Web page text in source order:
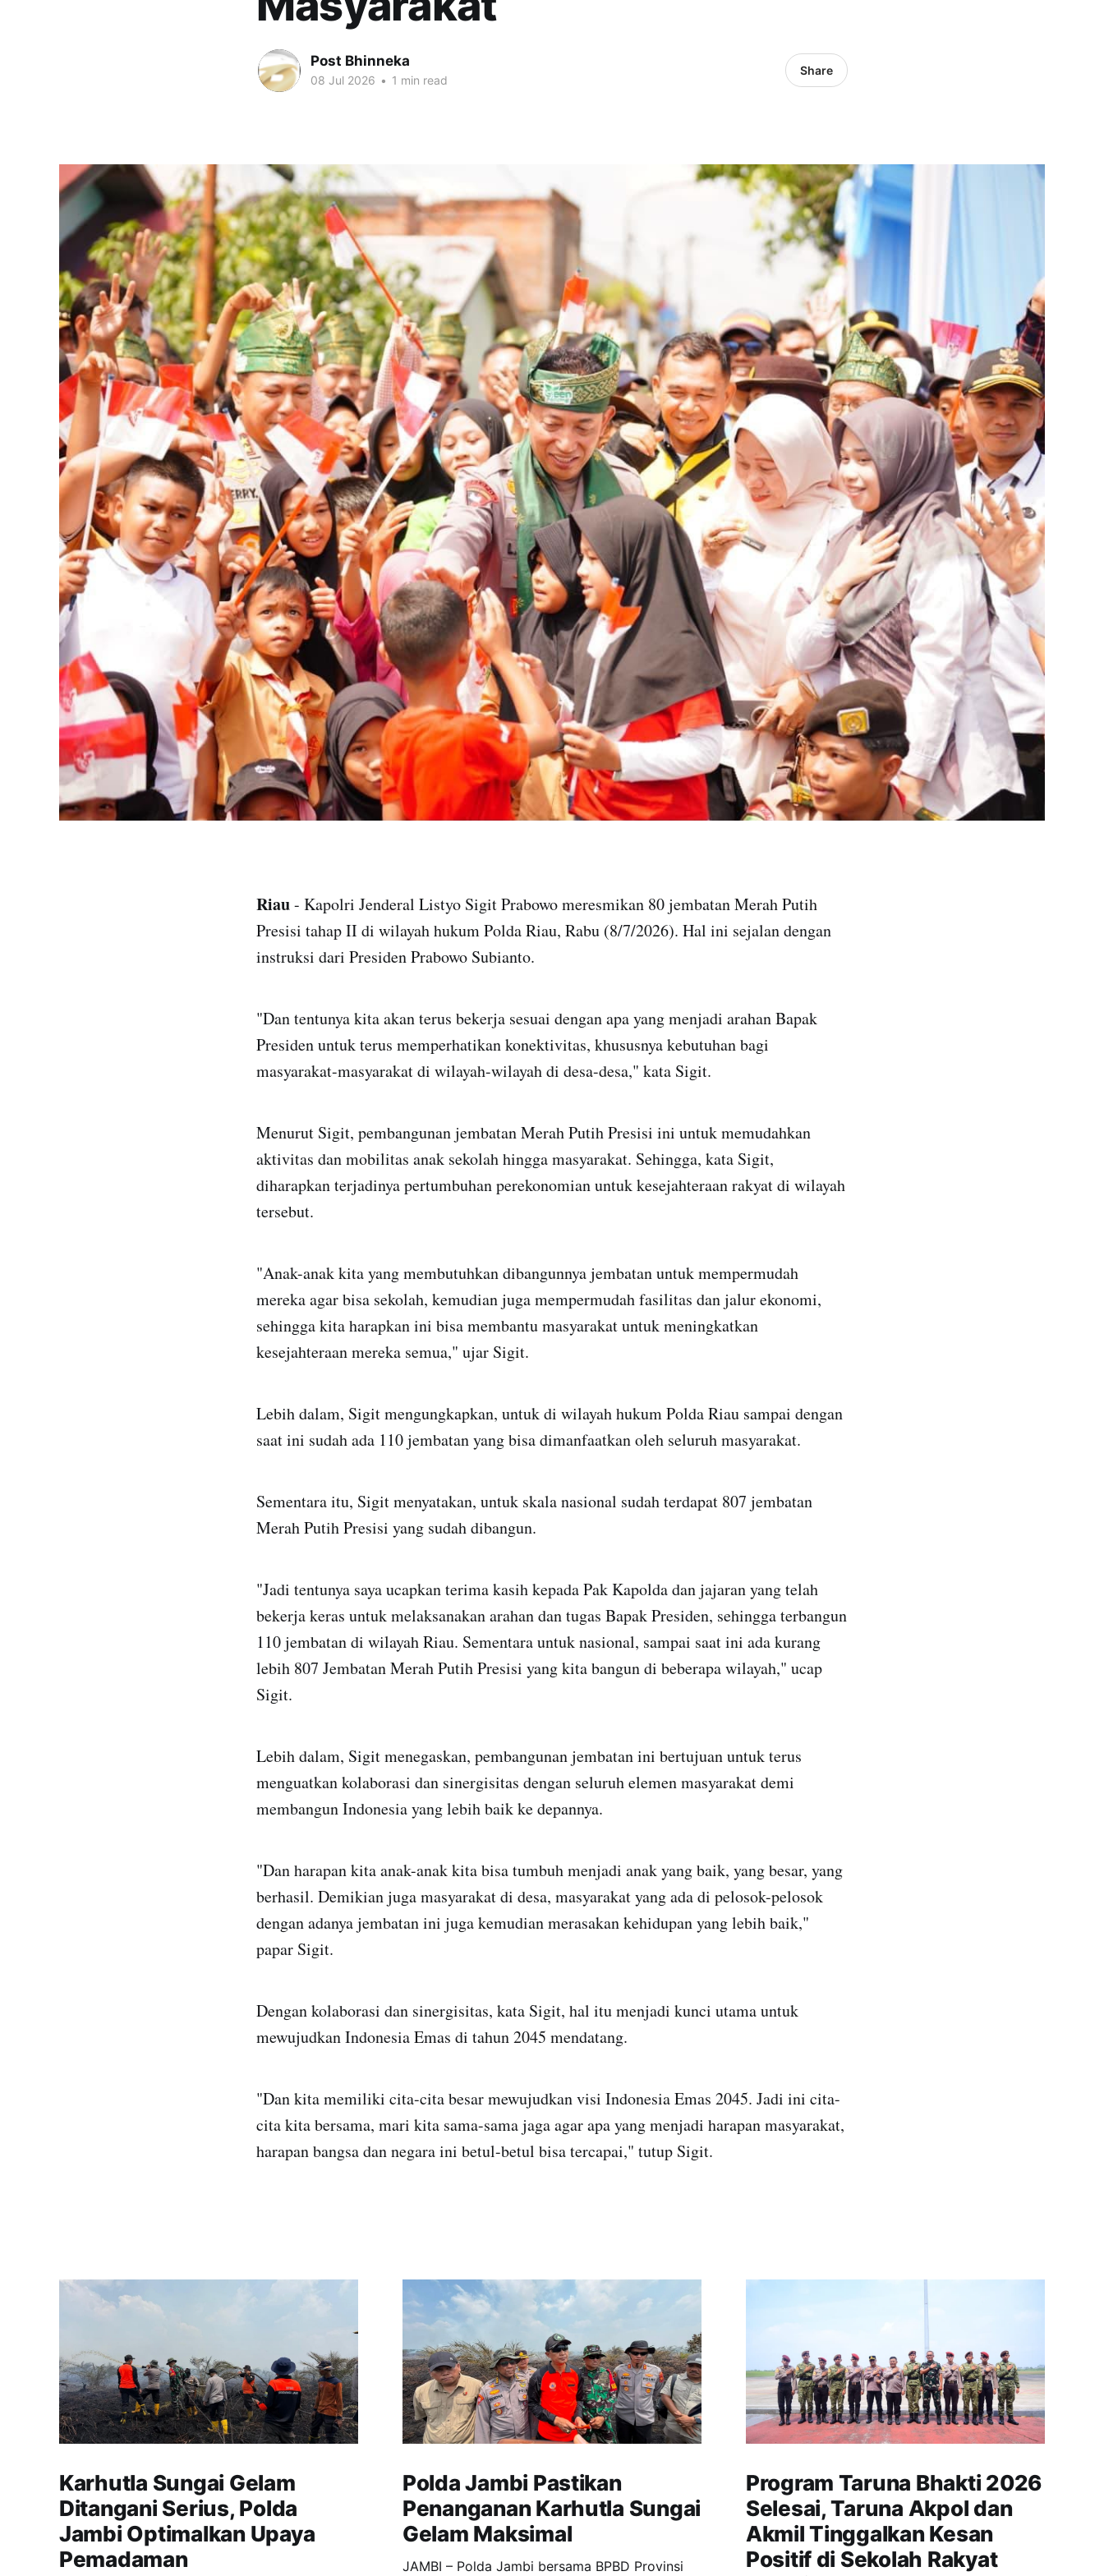
Post Bhinneka
08 Jul 2026 • 1 min read
Share
Riau- Kapolri Jenderal Listyo Sigit Prabowo meresmikan 80 jembatan Merah Putih
Presisi tahap II di wilayah hukum Polda Riau, Rabu (8/7/2026). Hal ini sejalan dengan
instruksi dari Presiden Prabowo Subianto.
"Dan tentunya kita akan terus bekerja sesuai dengan apa yang menjadi arahan Bapak
Presiden untuk terus memperhatikan konektivitas, khususnya kebutuhan bagi
masyarakat-masyarakat di wilayah-wilayah di desa-desa," kata Sigit.
Menurut Sigit, pembangunan jembatan Merah Putih Presisi ini untuk memudahkan
aktivitas dan mobilitas anak sekolah hingga masyarakat. Sehingga, kata Sigit,
diharapkan terjadinya pertumbuhan perekonomian untuk kesejahteraan rakyat di wilayah
tersebut.
"Anak-anak kita yang membutuhkan dibangunnya jembatan untuk mempermudah
mereka agar bisa sekolah, kemudian juga mempermudah fasilitas dan jalur ekonomi,
sehingga kita harapkan ini bisa membantu masyarakat untuk meningkatkan
kesejahteraan mereka semua," ujar Sigit.
Lebih dalam, Sigit mengungkapkan, untuk di wilayah hukum Polda Riau sampai dengan
saat ini sudah ada 110 jembatan yang bisa dimanfaatkan oleh seluruh masyarakat.
Sementara itu, Sigit menyatakan, untuk skala nasional sudah terdapat 807 jembatan
Merah Putih Presisi yang sudah dibangun.
"Jadi tentunya saya ucapkan terima kasih kepada Pak Kapolda dan jajaran yang telah
bekerja keras untuk melaksanakan arahan dan tugas Bapak Presiden, sehingga terbangun
110 jembatan di wilayah Riau. Sementara untuk nasional, sampai saat ini ada kurang
lebih 807 Jembatan Merah Putih Presisi yang kita bangun di beberapa wilayah," ucap
Sigit.
Lebih dalam, Sigit menegaskan, pembangunan jembatan ini bertujuan untuk terus
menguatkan kolaborasi dan sinergisitas dengan seluruh elemen masyarakat demi
membangun Indonesia yang lebih baik ke depannya.
"Dan harapan kita anak-anak kita bisa tumbuh menjadi anak yang baik, yang besar, yang
berhasil. Demikian juga masyarakat di desa, masyarakat yang ada di pelosok-pelosok
dengan adanya jembatan ini juga kemudian merasakan kehidupan yang lebih baik,"
papar Sigit.
Dengan kolaborasi dan sinergisitas, kata Sigit, hal itu menjadi kunci utama untuk
mewujudkan Indonesia Emas di tahun 2045 mendatang.
"Dan kita memiliki cita-cita besar mewujudkan visi Indonesia Emas 2045. Jadi ini cita-
cita kita bersama, mari kita sama-sama jaga agar apa yang menjadi harapan masyarakat,
harapan bangsa dan negara ini betul-betul bisa tercapai," tutup Sigit.
Karhutla Sungai Gelam
Ditangani Serius, Polda
Jambi Optimalkan Upaya
Pemadaman
Polda Jambi Pastikan
Penanganan Karhutla Sungai
Gelam Maksimal
JAMBI – Polda Jambi bersama BPBD Provinsi
Program Taruna Bhakti 2026
Selesai, Taruna Akpol dan
Akmil Tinggalkan Kesan
Positif di Sekolah Rakyat